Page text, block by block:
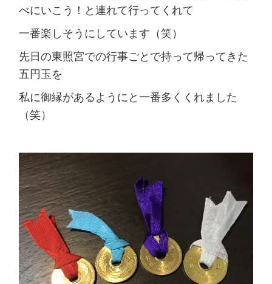
べにいこう！と連れて行ってくれて
一番楽しそうにしています（笑）
先日の東照宮での行事ごとで持って帰ってきた
五円玉を
私に御縁があるようにと一番多くくれました
（笑）